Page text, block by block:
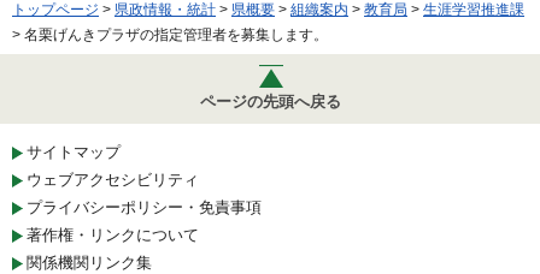
トップページ > 県政情報・統計 > 県概要 > 組織案内 > 教育局 > 生涯学習推進課
> 名栗げんきプラザの指定管理者を募集します。
ページの先頭へ戻る
サイトマップ
ウェブアクセシビリティ
プライバシーポリシー・免責事項
著作権・リンクについて
関係機関リンク集